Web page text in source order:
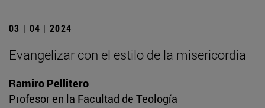
03 | 04 | 2024
Evangelizar con el estilo de la misericordia
Ramiro Pellitero
Profesor en la Facultad de Teología